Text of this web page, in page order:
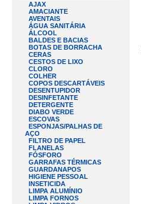
AJAX
AMACIANTE
AVENTAIS
ÁGUA SANITÁRIA
ÁLCOOL
BALDES E BACIAS
BOTAS DE BORRACHA
CERAS
CESTOS DE LIXO
CLORO
COLHER
COPOS DESCARTÁVEIS
DESENTUPIDOR
DESINFETANTE
DETERGENTE
DIABO VERDE
ESCOVAS
ESPONJAS/PALHAS DE
AÇO
FILTRO DE PAPEL
FLANELAS
FÓSFORO
GARRAFAS TÉRMICAS
GUARDANAPOS
HIGIENE PESSOAL
INSETICIDA
LIMPA ALUMÍNIO
LIMPA FORNOS